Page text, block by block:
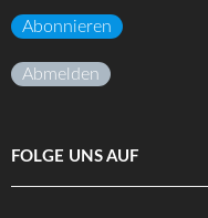
Abonnieren
Abmelden
FOLGE UNS AUF